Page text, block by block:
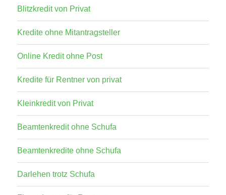
Blitzkredit von Privat
Kredite ohne Mitantragsteller
Online Kredit ohne Post
Kredite für Rentner von privat
Kleinkredit von Privat
Beamtenkredit ohne Schufa
Beamtenkredite ohne Schufa
Darlehen trotz Schufa